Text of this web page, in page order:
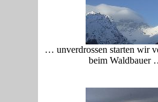
… unverdrossen starten wir
beim Waldbauer